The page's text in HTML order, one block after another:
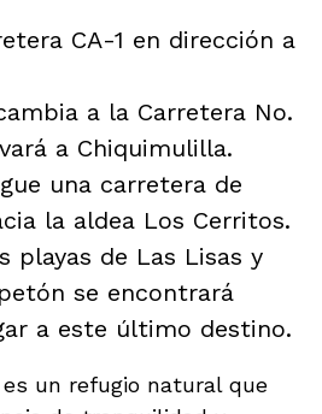
CA-1 en dirección a
a la Carretera No.
a Chiquimulilla.
una carretera de
la aldea Los Cerritos.
playas de Las Lisas y
se encontrará
a este último destino.
un refugio natural que